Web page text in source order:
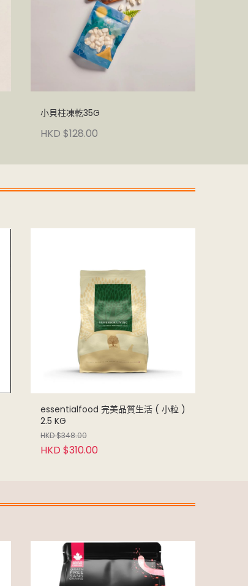
小貝柱凍乾35G
HKD $128.00
essentialfood 完美品質生活 ( 小粒 )
2.5 KG
HKD $348.00
HKD $310.00